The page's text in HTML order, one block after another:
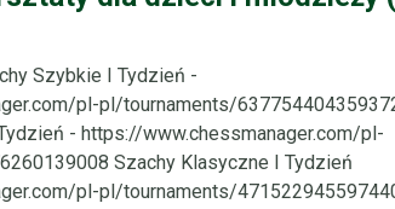
Szybkie I Tydzień -
pl-pl/tournaments/
- https://www.chessmanager.com/pl-
Szachy Klasyczne I Tydzień
pl-pl/tournaments/